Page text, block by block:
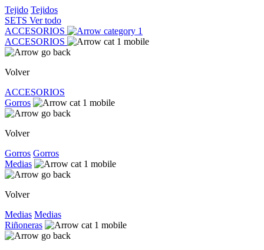
Tejido Tejidos
SETS Ver todo
ACCESORIOS
ACCESORIOS
Volver
ACCESORIOS
Gorros
Volver
Gorros Gorros
Medias
Volver
Medias Medias
Riñoneras